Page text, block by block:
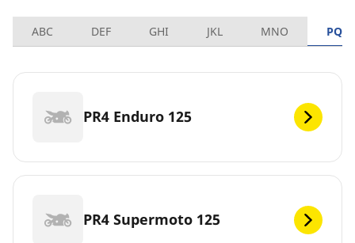
ABC DEF GHI JKL MNO PQRS
PR4 Enduro 125
PR4 Supermoto 125